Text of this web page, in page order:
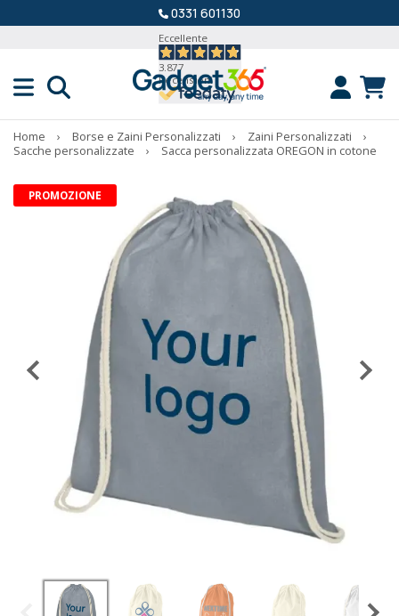
0331 601130
Eccellente
3.877
Recensioni
Home › Borse e Zaini Personalizzati › Zaini Personalizzati
›
Sacche personalizzate
› Sacca personalizzata OREGON in cotone
PROMOZIONE